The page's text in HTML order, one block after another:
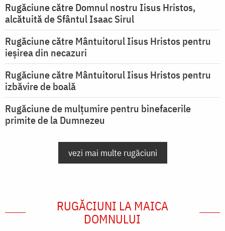
Rugăciune către Domnul nostru Iisus Hristos,
alcătuită de Sfântul Isaac Sirul
Rugăciune către Mântuitorul Iisus Hristos pentru
ieşirea din necazuri
Rugăciune către Mântuitorul Iisus Hristos pentru
izbăvire de boală
Rugăciune de mulțumire pentru binefacerile
primite de la Dumnezeu
vezi mai multe rugăciuni
RUGĂCIUNI LA MAICA
DOMNULUI